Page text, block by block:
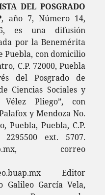
DEL POSGRADO
, año 7, Número 14,
es una difusión
por la Benemérita
Puebla, con domicilio
C.P. 72000, Puebla
del Posgrado de
Ciencias Sociales y
Vélez Pliego”, con
y Mendoza No.
Puebla, Puebla, C.P.
ext. 5707.
correo
Editor
Galileo García Vela,